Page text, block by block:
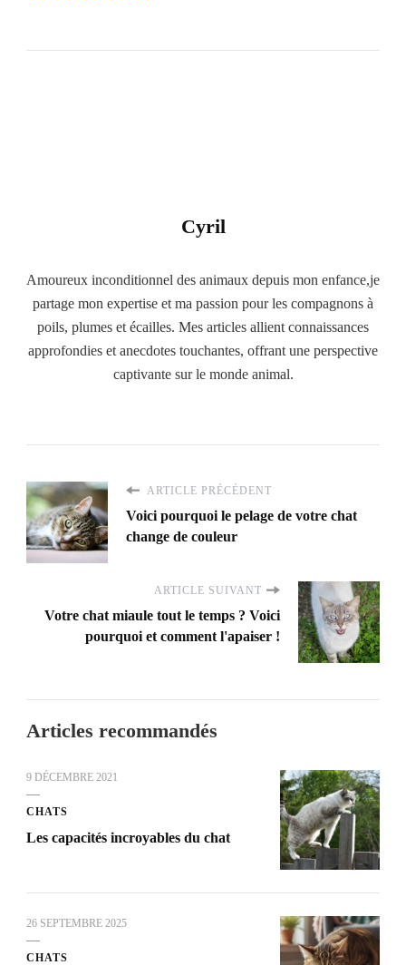
Cyril
Amoureux inconditionnel des animaux depuis mon enfance,je
partage mon expertise et ma passion pour les compagnons à
poils, plumes et écailles. Mes articles allient connaissances
approfondies et anecdotes touchantes, offrant une perspective
captivante sur le monde animal.
ARTICLE PRÉCÉDENT
Voici pourquoi le pelage de votre chat
change de couleur
ARTICLE SUIVANT
Votre chat miaule tout le temps ? Voici
pourquoi et comment l'apaiser !
Articles recommandés
9 DÉCEMBRE 2021
CHATS
Les capacités incroyables du chat
26 SEPTEMBRE 2025
CHATS